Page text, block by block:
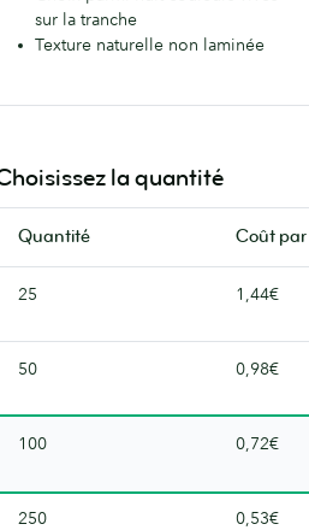
sur la tranche
Texture naturelle non laminée
choix
Non
idéal
des
la quantité
Quantité Coût par
25 1,44€
50 0,98€
100 0,72€
250 0,53€